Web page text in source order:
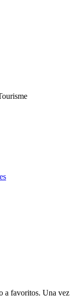
a favoritos. Una vez